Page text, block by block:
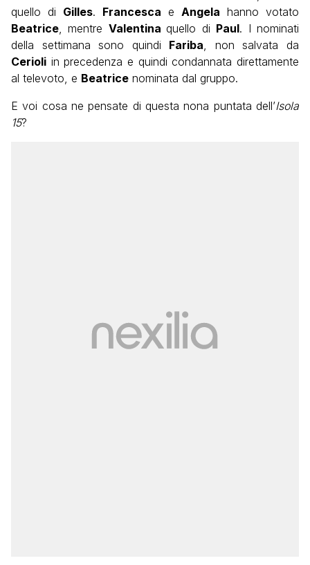
quello di Gilles. Francesca e Angela hanno votato
Beatrice, mentre Valentinaquello di Paul. I nominati
della settimana sono quindi Fariba, non salvata da
Cerioli in precedenza e quindi condannata direttamente
al televoto, e Beatrice nominata dal gruppo.
E voi cosa ne pensate di questa nona puntata dell’Isola
15?